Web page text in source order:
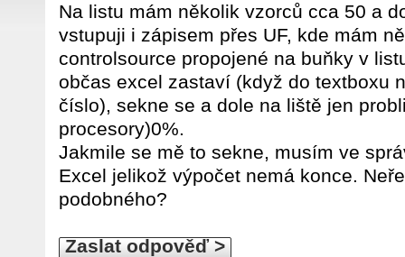
Na listu mám několik vzorců cca 50 a
vstupuji i zápisem přes UF, kde mám
controlsource propojené na buňky v
občas excel zastaví (když do textboxu
číslo), sekne se a dole na liště jen
procesory)0%.
Jakmile se mě to sekne, musím ve
Excel jelikož výpočet nemá konce.
podobného?
Zaslat odpověď >